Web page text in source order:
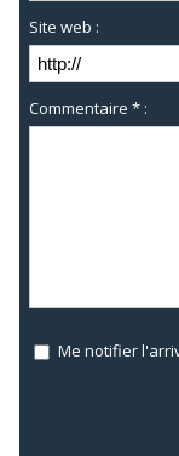
Site web :
Commentaire * :
Me notifier